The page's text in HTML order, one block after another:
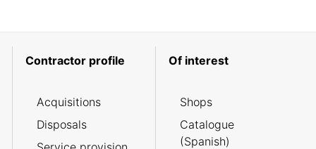
Contractor profile
Acquisitions
Disposals
Of interest
Shops
Catalogue
(Spanish)